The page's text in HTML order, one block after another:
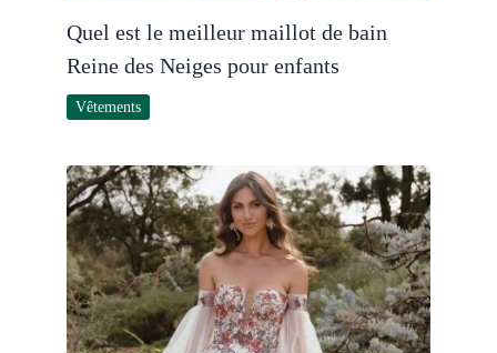
Quel est le meilleur maillot de bain
Reine des Neiges pour enfants
Vêtements